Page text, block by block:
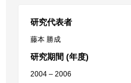
研究代表者
藤本 勝成
研究期間 (年度)
2004 – 2006